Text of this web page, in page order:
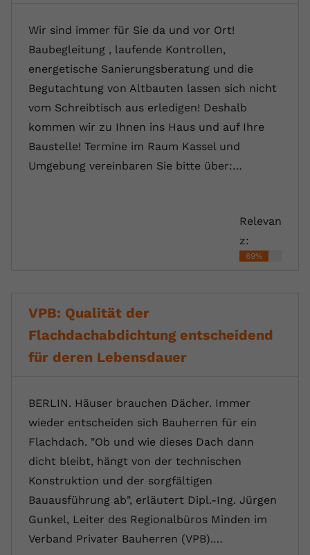
Wir sind immer für Sie da und vor Ort!
Baubegleitung , laufende Kontrollen,
energetische Sanierungsberatung und die
Begutachtung von Altbauten lassen sich nicht
vom Schreibtisch aus erledigen! Deshalb
kommen wir zu Ihnen ins Haus und auf Ihre
Baustelle! Termine im Raum Kassel und
Umgebung vereinbaren Sie bitte über:…
Relevan
z:
69%
VPB: Qualität der
Flachdachabdichtung entscheidend
für deren Lebensdauer
BERLIN. Häuser brauchen Dächer. Immer
wieder entscheiden sich Bauherren für ein
Flachdach. "Ob und wie dieses Dach dann
dicht bleibt, hängt von der technischen
Konstruktion und der sorgfältigen
Bauausführung ab", erläutert Dipl.-Ing. Jürgen
Gunkel, Leiter des Regionalbüros Minden im
Verband Privater Bauherren (VPB).…